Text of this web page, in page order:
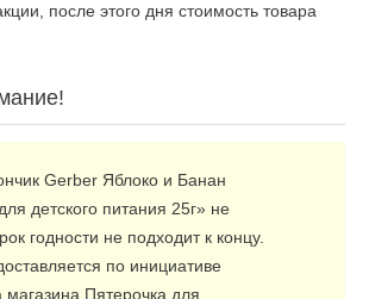
после этого дня стоимость товара
Gerber Яблоко и Банан
детского питания 25г» не
годности не подходит к концу.
по инициативе
магазина Пятерочка для